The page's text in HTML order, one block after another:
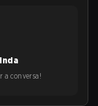
a conversa!